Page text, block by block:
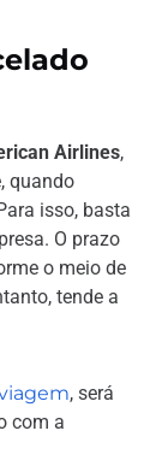
Airlines,
quando
isso, basta
O prazo
o meio de
tende a
, será
com a